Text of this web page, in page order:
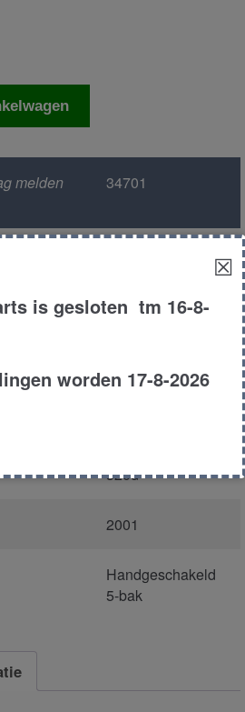
melden
34701
317 - Orientblau
Touring
320d
2001
Handgeschakeld
5-bak
☒
is gesloten tm 16-8-
worden 17-8-2026